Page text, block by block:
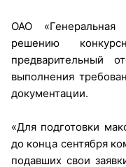
ОАО «Генеральная
решению
предварительный
выполнения
документации.
«Для подготовки
до конца сентября
подавших свои